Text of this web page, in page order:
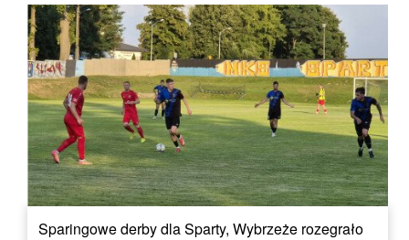
Sparingowe derby dla Sparty, Wybrzeże rozegrało